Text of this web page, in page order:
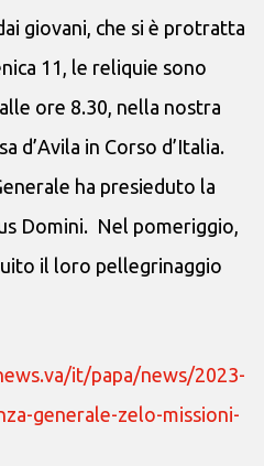
giovani, che si è protratta
11, le reliquie sono
ore 8.30, nella nostra
d’Avila in Corso d’Italia.
ha presieduto la
Domini. Nel pomeriggio,
il loro pellegrinaggio
it/papa/news/2023-
generale-zelo-missioni-